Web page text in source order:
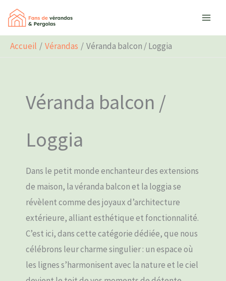
Aller
contenu
Accueil Vérandas Véranda balcon / Loggia
Véranda balcon /
Loggia
Dans le petit monde enchanteur des extensions
de maison, la véranda balcon et la loggia se
révèlent comme des joyaux d’architecture
extérieure, alliant esthétique et fonctionnalité.
C’est ici, dans cette catégorie dédiée, que nous
célébrons leur charme singulier : un espace où
les lignes s’harmonisent avec la nature et le ciel
Rechercher